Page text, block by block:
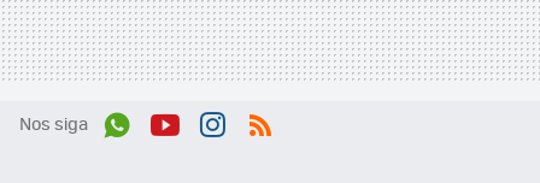
Nos siga